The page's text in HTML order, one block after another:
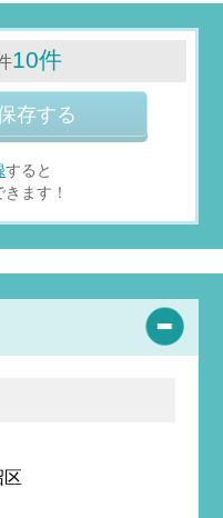
10件
存する
すると
ます！
区